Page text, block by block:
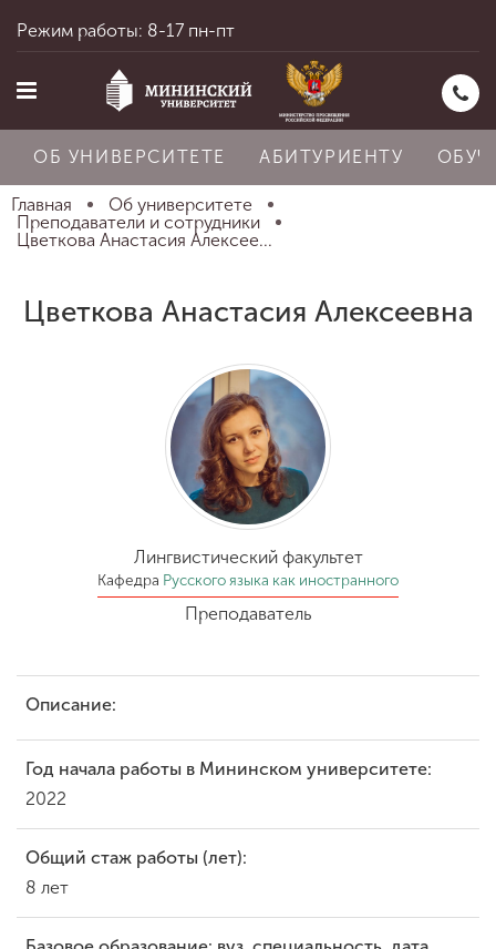
Абитуриенту
Обучение
Наука
деятельность
Другие виды
деятельности
Студенческая жизнь
Сведения об
Режим работы: 8-17 пн-пт
ОБ УНИВЕРСИТЕТЕ АБИТУРИЕНТУ
Главная
Об университете
Преподаватели и сотрудники
Цветкова Анастасия Алексее...
Цветкова Анастасия Алексеевна
Лингвистический факультет
Кафедра Русского языка как иностранного
Преподаватель
Описание:
Год начала работы в Мининском университете:
2022
Общий стаж работы (лет):
8 лет